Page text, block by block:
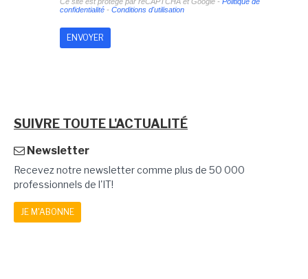
confidentialité- Conditions d'utilisation
SUIVRE TOUTE L'ACTUALITÉ
Newsletter
Recevez notre newsletter comme plus de 50 000
professionnels de l'IT!
JE M'ABONNE